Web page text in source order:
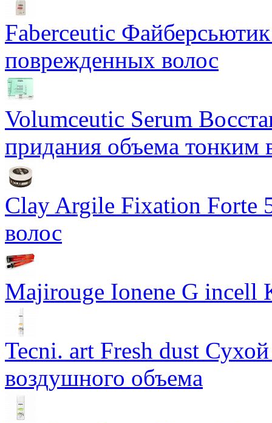
Faberceutic
поврежденных волос
Volumceutic Serum
придания объема тонким
Clay Argile Fixation Forte
волос
Majirouge Ionene G incell
Tecni. art Fresh dust
воздушного объема